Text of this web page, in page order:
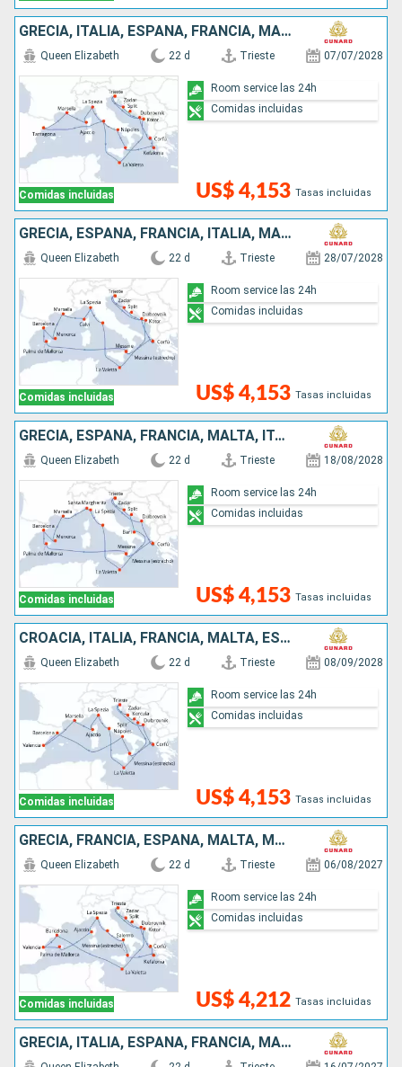
GRECIA, ITALIA, ESPAÑA, FRANCIA, MALTA, MONTENEGRO, CROACIA
Comidas incluidas
Queen Elizabeth 22 d Trieste 07/07/2028
US$ 4,153 Tasas incluidas
Room service las 24h
Comidas incluidas
GRECIA, ESPAÑA, FRANCIA, ITALIA, MALTA, MONTENEGRO, CROACIA
Comidas incluidas
Queen Elizabeth 22 d Trieste 28/07/2028
US$ 4,153 Tasas incluidas
Room service las 24h
Comidas incluidas
GRECIA, ESPAÑA, FRANCIA, MALTA, ITALIA, CROACIA
Comidas incluidas
Queen Elizabeth 22 d Trieste 18/08/2028
US$ 4,153 Tasas incluidas
Room service las 24h
Comidas incluidas
CROACIA, ITALIA, FRANCIA, MALTA, ESPAÑA, GRECIA
Comidas incluidas
Queen Elizabeth 22 d Trieste 08/09/2028
US$ 4,153 Tasas incluidas
Room service las 24h
Comidas incluidas
GRECIA, FRANCIA, ESPAÑA, MALTA, MONTENEGRO, CROACIA, ITALIA
Comidas incluidas
Queen Elizabeth 22 d Trieste 06/08/2027
US$ 4,212 Tasas incluidas
Room service las 24h
Comidas incluidas
GRECIA, ITALIA, ESPAÑA, FRANCIA, MALTA, CROACIA